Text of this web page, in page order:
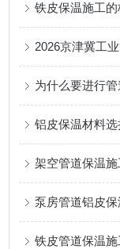
铁皮保温施工
2026京津冀工
为什么要进行
铝皮保温材料
架空管道保温
泵房管道铝皮
铁皮管道保温